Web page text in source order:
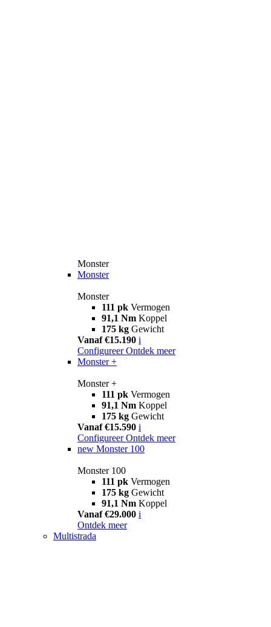
Monster
Monster
Monster
111 pk Vermogen
91,1 Nm Koppel
175 kg Gewicht
Vanaf €15.190 i
Configureer Ontdek meer
Monster +
Monster +
111 pk Vermogen
91,1 Nm Koppel
175 kg Gewicht
Vanaf €15.590 i
Configureer Ontdek meer
new Monster 100
Monster 100
111 pk Vermogen
175 kg Gewicht
91,1 Nm Koppel
Vanaf €29.000 i
Ontdek meer
Multistrada